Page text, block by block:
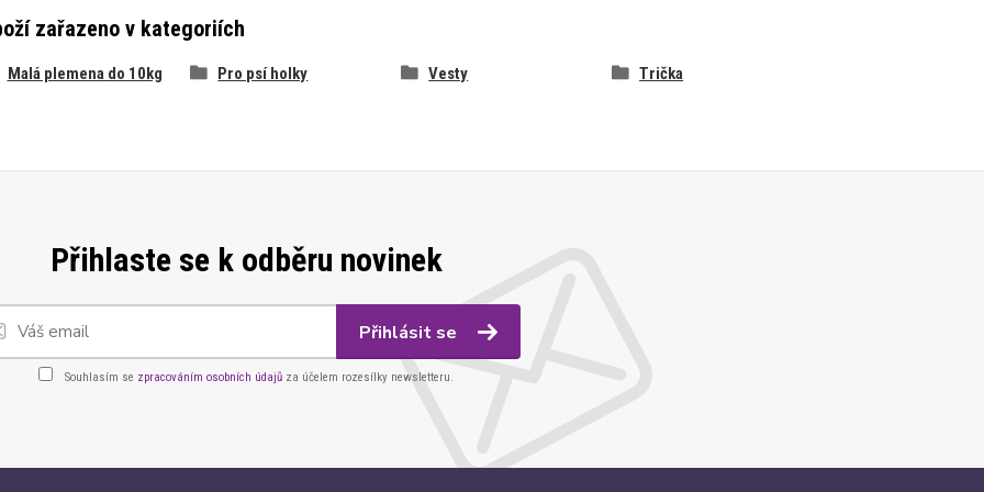
zařazeno v kategoriích
Malá plemena do 10kg Pro psí holky Vesty Trička
Přihlaste se k odběru novinek
Přihlásit se
Souhlasím se zpracováním osobních údajů za účelem rozesílky newsletteru.